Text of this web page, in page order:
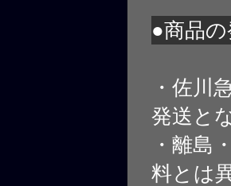
●商品
・佐川
発送と
・離島
料とは